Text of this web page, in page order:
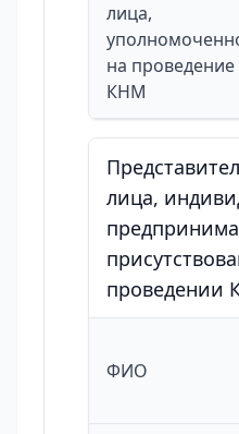
лица,
на проведение
КНМ
лица,
проведении
ФИО